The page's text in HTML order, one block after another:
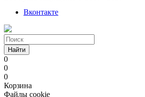
Вконтакте
Найти
0
0
0
Корзина
Файлы cookie